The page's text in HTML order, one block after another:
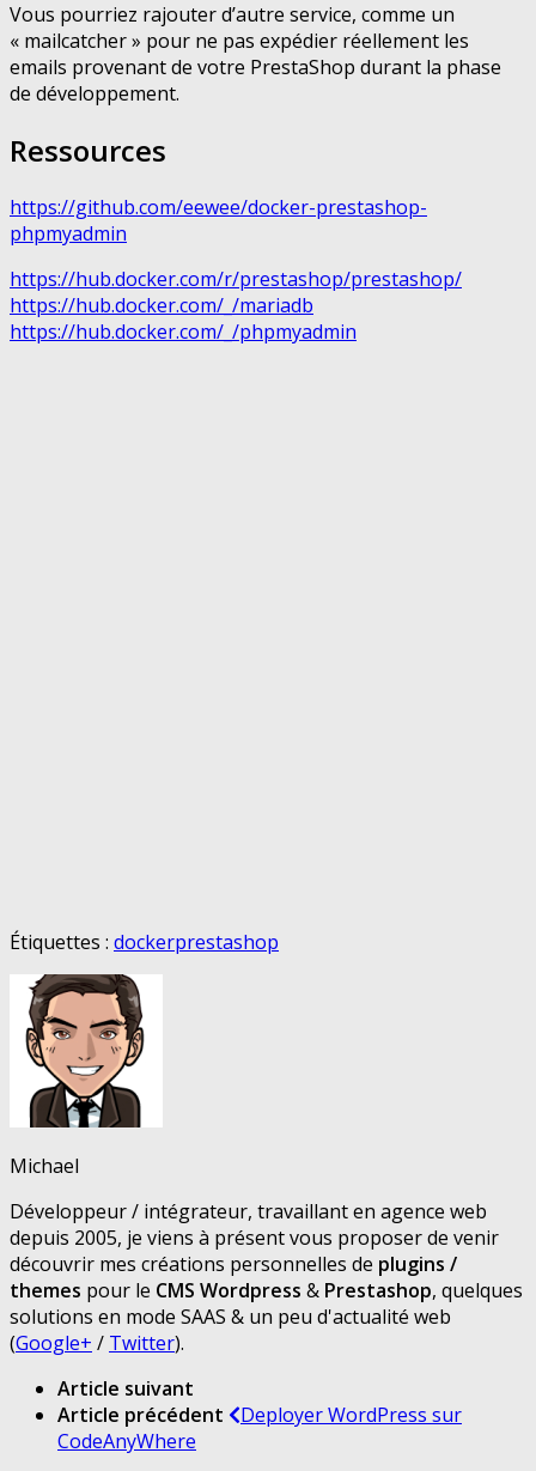
Vous pourriez rajouter d’autre service, comme un
« mailcatcher » pour ne pas expédier réellement les
emails provenant de votre PrestaShop durant la phase
de développement.
Ressources
https://github.com/eewee/docker-prestashop-
phpmyadmin
https://hub.docker.com/r/prestashop/prestashop/
https://hub.docker.com/_/mariadb
https://hub.docker.com/_/phpmyadmin
Étiquettes : dockerprestashop
Michael
Développeur / intégrateur, travaillant en agence web
depuis 2005, je viens à présent vous proposer de venir
découvrir mes créations personnelles de plugins /
themes pour le CMS Wordpress & Prestashop, quelques
solutions en mode SAAS & un peu d'actualité web
(Google+ / Twitter).
Article suivant
Article précédent
Deployer WordPress sur
CodeAnyWhere